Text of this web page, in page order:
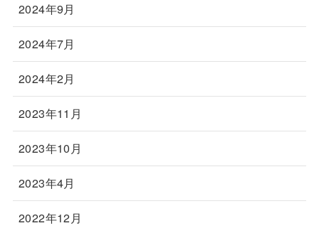
2024年9月
2024年7月
2024年2月
2023年11月
2023年10月
2023年4月
2022年12月